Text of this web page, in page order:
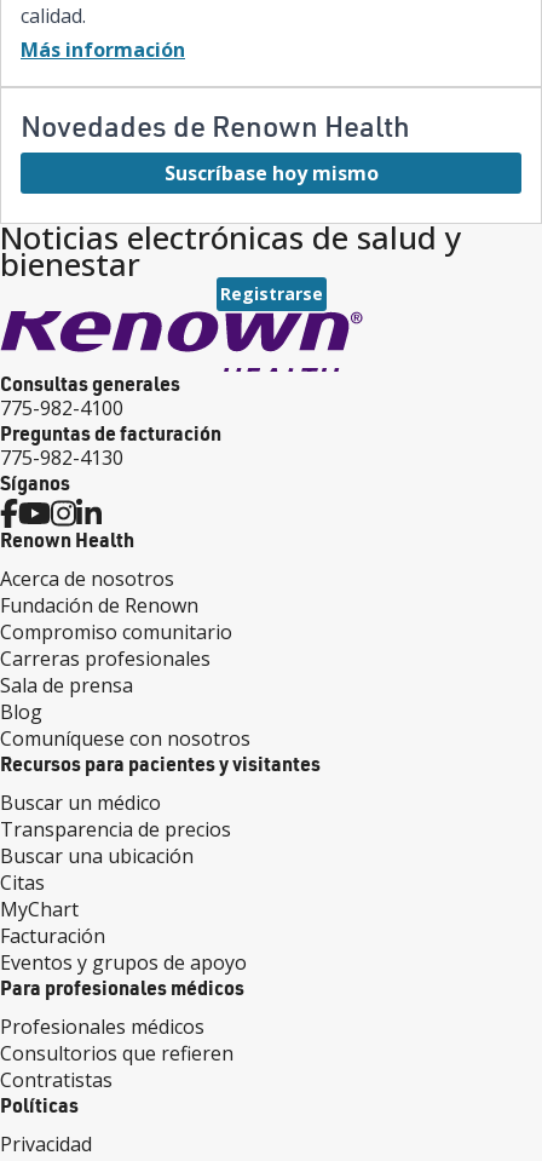
calidad.
Más información
Novedades de Renown Health
Suscríbase hoy mismo
Noticias electrónicas de salud y
bienestar
Registrarse
Consultas generales
775-982-4100
Preguntas de facturación
775-982-4130
Síganos
Renown Health
Acerca de nosotros
Fundación de Renown
Compromiso comunitario
Carreras profesionales
Sala de prensa
Blog
Comuníquese con nosotros
Recursos para pacientes y visitantes
Buscar un médico
Transparencia de precios
Buscar una ubicación
Citas
MyChart
Facturación
Eventos y grupos de apoyo
Para profesionales médicos
Profesionales médicos
Consultorios que refieren
Contratistas
Políticas
Privacidad